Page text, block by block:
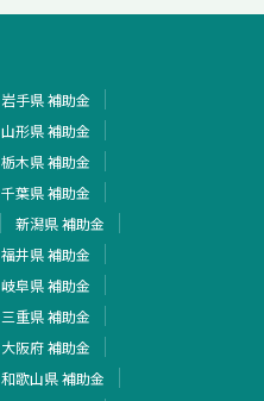
岩手県 補助金
山形県 補助金
栃木県 補助金
千葉県 補助金
新潟県 補助金
福井県 補助金
岐阜県 補助金
三重県 補助金
大阪府 補助金
和歌山県 補助金